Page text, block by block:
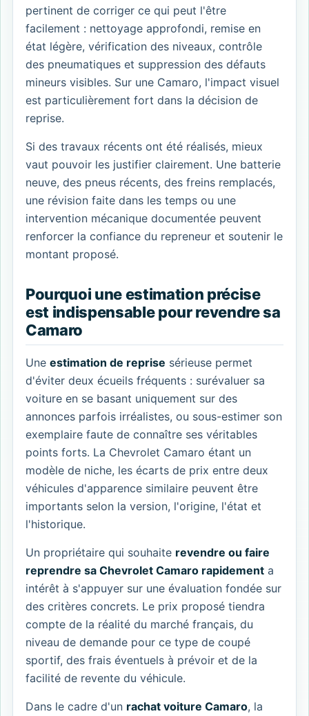
pertinent de corriger ce qui peut l'être
facilement : nettoyage approfondi, remise en
état légère, vérification des niveaux, contrôle
des pneumatiques et suppression des défauts
mineurs visibles. Sur une Camaro, l'impact visuel
est particulièrement fort dans la décision de
reprise.
Si des travaux récents ont été réalisés, mieux
vaut pouvoir les justifier clairement. Une batterie
neuve, des pneus récents, des freins remplacés,
une révision faite dans les temps ou une
intervention mécanique documentée peuvent
renforcer la confiance du repreneur et soutenir le
montant proposé.
Pourquoi une estimation précise
est indispensable pour revendre sa
Camaro
Une estimation de reprise sérieuse permet
d'éviter deux écueils fréquents : surévaluer sa
voiture en se basant uniquement sur des
annonces parfois irréalistes, ou sous-estimer son
exemplaire faute de connaître ses véritables
points forts. La Chevrolet Camaro étant un
modèle de niche, les écarts de prix entre deux
véhicules d'apparence similaire peuvent être
importants selon la version, l'origine, l'état et
l'historique.
Un propriétaire qui souhaite revendre ou faire
reprendre sa Chevrolet Camaro rapidement a
intérêt à s'appuyer sur une évaluation fondée sur
des critères concrets. Le prix proposé tiendra
compte de la réalité du marché français, du
niveau de demande pour ce type de coupé
sportif, des frais éventuels à prévoir et de la
facilité de revente du véhicule.
Dans le cadre d'un rachat voiture Camaro, la